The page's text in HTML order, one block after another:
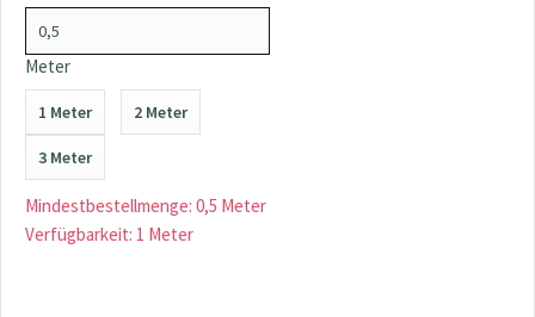
Meter
1 Meter 2 Meter
3 Meter
Mindestbestellmenge: 0,5 Meter
Verfügbarkeit: 1 Meter